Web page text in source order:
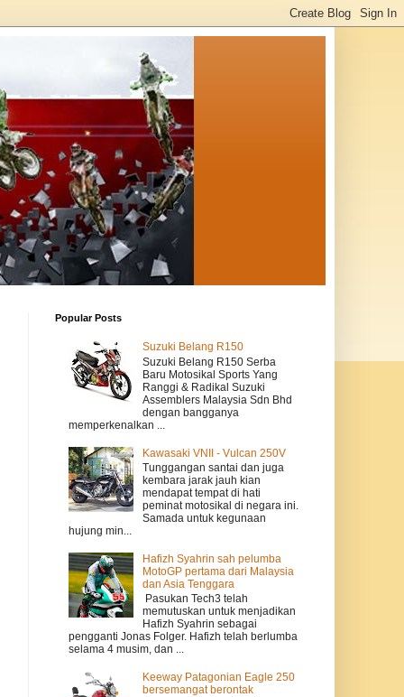
Popular Posts
Suzuki Belang R150
Suzuki Belang R150 Serba
Baru Motosikal Sports Yang
Ranggi & Radikal Suzuki
Assemblers Malaysia Sdn Bhd
dengan bangganya
memperkenalkan ...
Kawasaki VNII - Vulcan 250V
Tunggangan santai dan juga
kembara jarak jauh kian
mendapat tempat di hati
peminat motosikal di negara ini.
Samada untuk kegunaan
hujung min...
Hafizh Syahrin sah pelumba
MotoGP pertama dari Malaysia
dan Asia Tenggara
Pasukan Tech3 telah
memutuskan untuk menjadikan
Hafizh Syahrin sebagai
pengganti Jonas Folger. Hafizh telah berlumba
selama 4 musim, dan ...
Keeway Patagonian Eagle 250
bersemangat berontak